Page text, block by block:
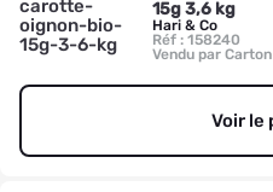
15g 3,6 kg
Hari & Co
Réf : 158240
Vendu par Carton
Voir le